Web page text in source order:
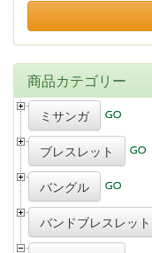
商品カテゴリー
ミサンガ
ブレスレット
バングル
バンドブレスレット